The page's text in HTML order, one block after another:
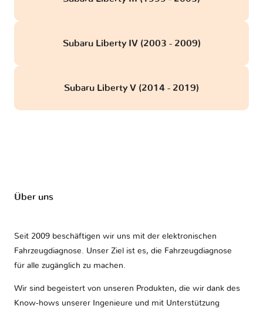
Subaru Liberty IV (2003 - 2009)
Subaru Liberty V (2014 - 2019)
Über uns
Seit 2009 beschäftigen wir uns mit der elektronischen
Fahrzeugdiagnose. Unser Ziel ist es, die Fahrzeugdiagnose
für alle zugänglich zu machen.
Wir sind begeistert von unseren Produkten, die wir dank des
Know-hows unserer Ingenieure und mit Unterstützung